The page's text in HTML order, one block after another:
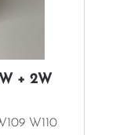
+ 2W
W110